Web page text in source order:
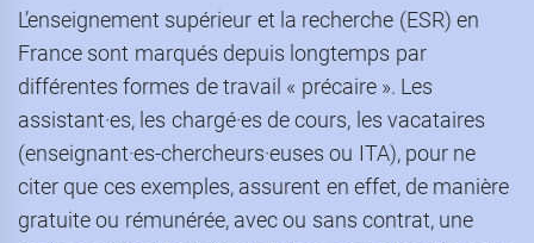
L’enseignement supérieur et la recherche (ESR) en
France sont marqués depuis longtemps par
différentes formes de travail « précaire ». Les
assistant·es, les chargé·es de cours, les vacataires
(enseignant·es-chercheurs·euses ou ITA), pour ne
citer que ces exemples, assurent en effet, de manière
gratuite ou rémunérée, avec ou sans contrat, une